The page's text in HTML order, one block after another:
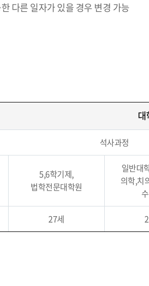
다른 일자가 있을 경우 변경 가능
대
석사과정
5,6학기제,
법학전문대학원
일반대
의학,치
27세